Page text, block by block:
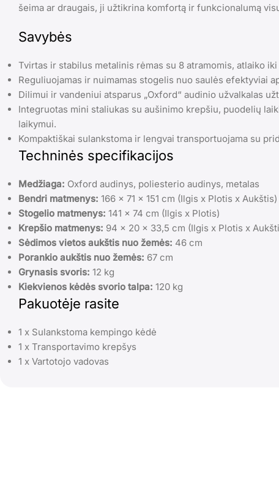
šeima ar draugais, ji užtikrina komfortą ir funkcionalumą
Savybės
Tvirtas ir stabilus metalinis rėmas su 8 atramomis, atlaiko
Reguliuojamas ir nuimamas stogelis nuo saulės efektyviai
Dilimui ir vandeniui atsparus „Oxford“ audinio užvalkalas
Integruotas mini staliukas su aušinimo krepšiu, puodelių
laikymui.
Kompaktiškai sulankstoma ir lengvai transportuojama su
Techninės specifikacijos
Medžiaga: Oxford audinys, poliesterio audinys, metalas
Bendri matmenys: 166 x 71 x 151 cm (Ilgis x Plotis x Aukštis)
Stogelio matmenys: 141 x 74 cm (Ilgis x Plotis)
Krepšio matmenys: 94 x 20 x 33,5 cm (Ilgis x Plotis x
Sėdimos vietos aukštis nuo žemės: 46 cm
Porankio aukštis nuo žemės: 67 cm
Grynasis svoris: 12 kg
Kiekvienos kėdės svorio talpa: 120 kg
Pakuotėje rasite
1 x Sulankstoma kempingo kėdė
1 x Transportavimo krepšys
1 x Vartotojo vadovas